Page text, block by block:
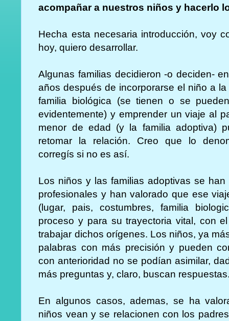
acompañar a nuestros niños y hacerlo
Hecha esta necesaria introducción, voy
hoy, quiero desarrollar.
Algunas familias decidieron -o deciden-
años después de incorporarse el niño a
familia biológica (se tienen o se
evidentemente) y emprender un viaje al
menor de edad (y la familia adoptiva)
retomar la relación. Creo que lo
corregís si no es así.
Los niños y las familias adoptivas se
profesionales y han valorado que ese
(lugar, pais, costumbres, familia
proceso y para su trayectoria vital, con
trabajar dichos orígenes. Los niños, ya
palabras con más precisión y pueden
con anterioridad no se podían asimilar,
más preguntas y, claro, buscan
En algunos casos, ademas, se ha
niños vean y se relacionen con los